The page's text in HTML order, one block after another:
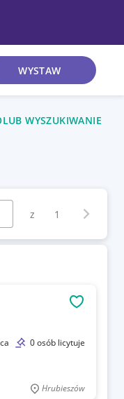
WYSTAW
WYSZUKIWANIE
z 1
0 osób licytuje
Hrubieszów
wskazówkę